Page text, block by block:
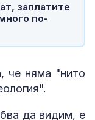
заплатите
по-
че няма "нито
да видим, е